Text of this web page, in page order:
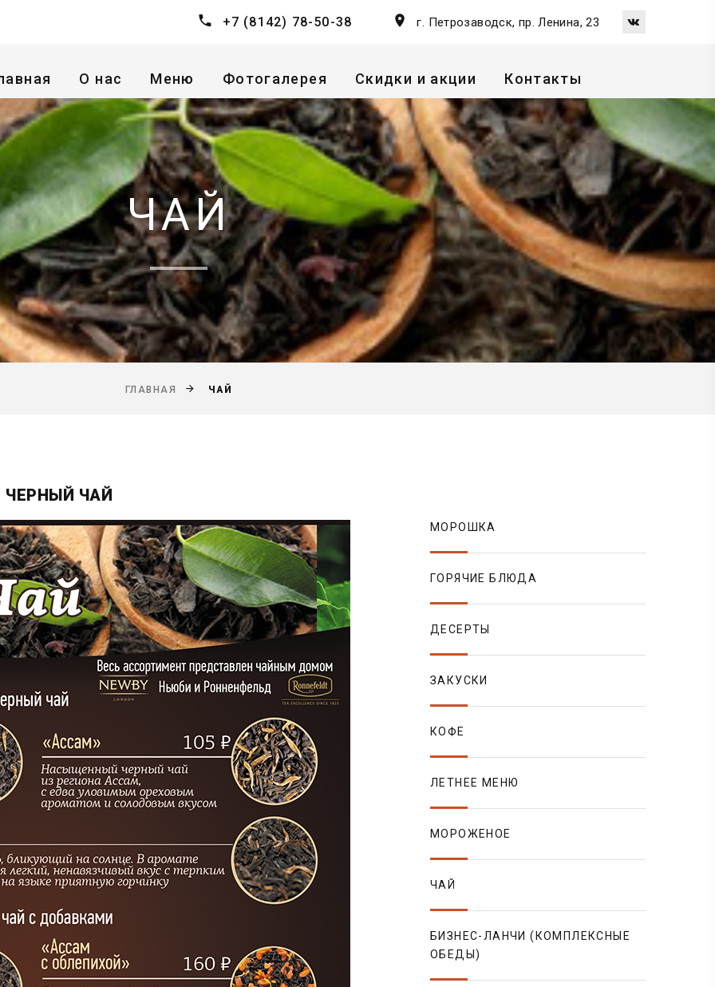
+7 (8142) 78-50-38 г. Петрозаводск, пр. Ленина, 23
О нас Меню Фотогалерея Скидки и акции Контакты
ЧАЙ
ГЛАВНАЯ ЧАЙ
МОРОШКА
ГОРЯЧИЕ БЛЮДА
ДЕСЕРТЫ
ЗАКУСКИ
КОФЕ
ЛЕТНЕЕ МЕНЮ
МОРОЖЕНОЕ
ЧАЙ
БИЗНЕС-ЛАНЧИ (КОМПЛЕКСНЫЕ
ОБЕДЫ)
ЧЕРНЫЙ ЧАЙ